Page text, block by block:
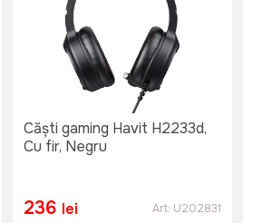
Căști gaming Havit H2233d,
Cu fir, Negru
236 lei Art: U202831